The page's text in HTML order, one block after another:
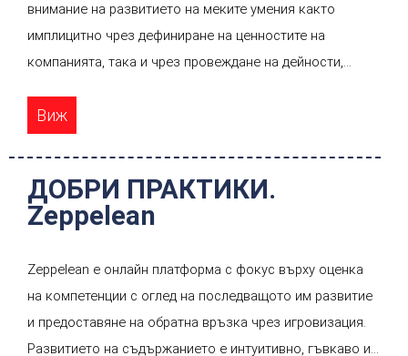
внимание на развитието на меките умения както
имплицитно чрез дефиниране на ценностите на
компанията, така и чрез провеждане на дейности,
служителите си.
онлайн, вътрешно и външно обучение; вътрешно
менторство; коучинг – както вътрешен, така и външен,
развитие на служителите; учене чрез правене – както
чрез практически опит, така и с участия в
конференции. При липса на по-специфични данни
Виж
ДОБРИ ПРАКТИКИ.
Zeppelean
Zeppelean е онлайн платформа с фокус върху оценка
на компетенции с оглед на последващото им развитие
и предоставяне на обратна връзка чрез игровизация.
Развитието на съдържанието е интуитивно, гъвкаво и